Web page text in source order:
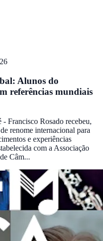
Alunos do
referências mundiais
Francisco Rosado recebeu,
renome internacional para
e experiências
com a Associação
Câm...